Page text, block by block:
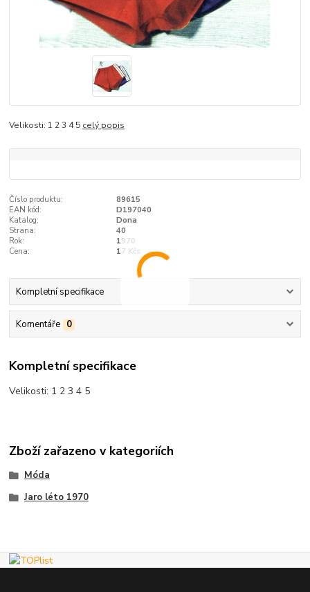
Velikosti: 1 2 3 4 5 celý popis
Číslo produktu:
89615
EAN kód:
D197040
Katalog:
Dona
Strana:
40
Rok:
1970
Cena:
17 Kčs
Kompletní specifikace
Komentáře 0
Kompletní specifikace
Velikosti: 1 2 3 4 5
Zboží zařazeno v kategoriích
Móda
Jaro léto 1970